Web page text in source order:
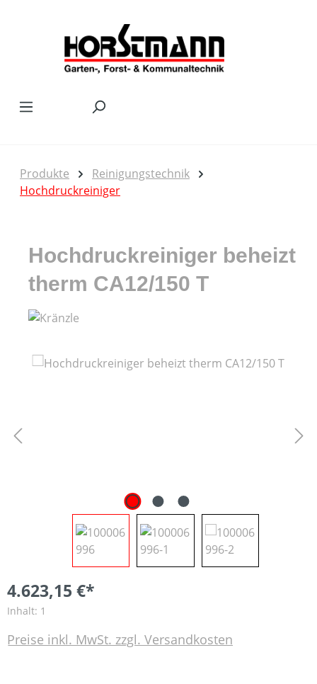
Produkte
Reinigungstechnik
Hochdruckreiniger
Hochdruckreiniger beheizt
therm CA12/150 T
Bildergalerie überspringen
4.623,15 €*
Inhalt: 1
Preise inkl. MwSt. zzgl. Versandkosten